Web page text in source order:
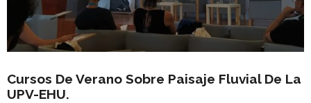
Kontaktua | Contacto
Cursos De Verano Sobre Paisaje Fluvial De La
UPV-EHU.